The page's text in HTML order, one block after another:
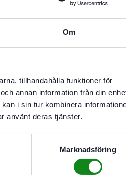
Om
tillhandahålla funktioner för
annan information från din
i sin tur kombinera
använt deras tjänster.
Marknadsföring
som du kan använda
perforeringen, vrider på pappret